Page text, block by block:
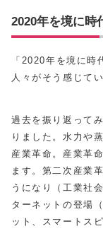
2020年を境に時
「2020年を境に時
人々がそう感じて
過去を振り返って
りました。水力や
産業革命。産業革
ます。第二次産業
うになり（工業社
ターネットの登場
ット、スマートス